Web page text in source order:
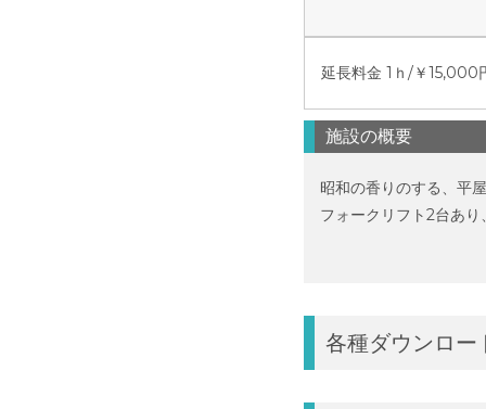
延長料金 1ｈ/￥15,000
施設の概要
昭和の香りのする、平
フォークリフト2台あ
各種ダウンロー